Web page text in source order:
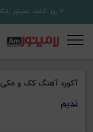
7 روز اکانت لامینور رایگان فقط با ثبت نام در سایت
آکورد آهنگ کک و مکی
ندیم